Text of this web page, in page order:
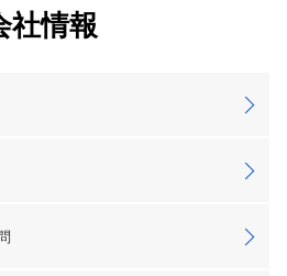
社情報